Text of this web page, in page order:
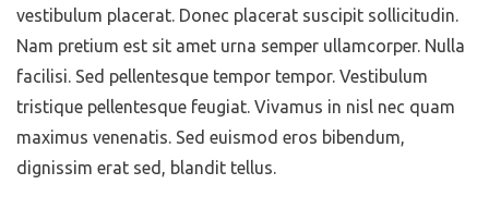
vestibulum placerat. Donec placerat suscipit sollicitudin.
Nam pretium est sit amet urna semper ullamcorper. Nulla
facilisi. Sed pellentesque tempor tempor. Vestibulum
tristique pellentesque feugiat. Vivamus in nisl nec quam
maximus venenatis. Sed euismod eros bibendum,
dignissim erat sed, blandit tellus.